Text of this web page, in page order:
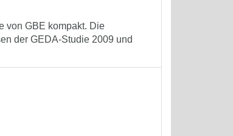
von GBE kompakt. Die
der GEDA-Studie 2009 und